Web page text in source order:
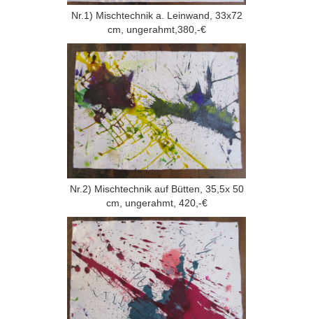
Nr.1) Mischtechnik a. Leinwand, 33x72
cm, ungerahmt,380,-€
Nr.2) Mischtechnik auf Bütten, 35,5x 50
cm, ungerahmt, 420,-€